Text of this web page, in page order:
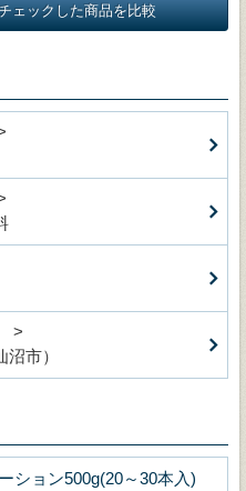
ェックした商品を比較
>
市）
ション500g(20～30本入)